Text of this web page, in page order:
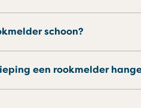
schoon?
een rookmelder